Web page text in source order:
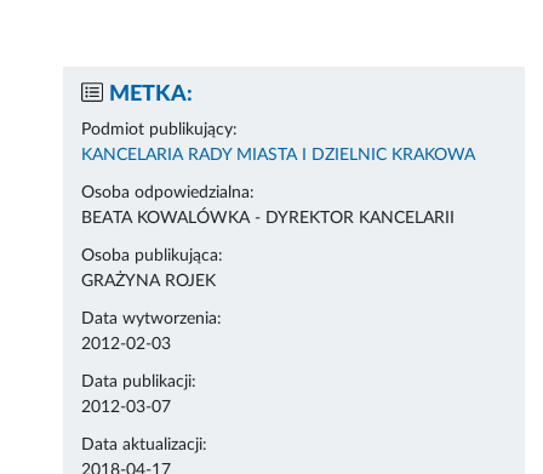
METKA:
Podmiot publikujący:
KANCELARIA RADY MIASTA I DZIELNIC KRAKOWA
Osoba odpowiedzialna:
BEATA KOWALÓWKA - DYREKTOR KANCELARII
Osoba publikująca:
GRAŻYNA ROJEK
Data wytworzenia:
2012-02-03
Data publikacji:
2012-03-07
Data aktualizacji:
2018-04-17